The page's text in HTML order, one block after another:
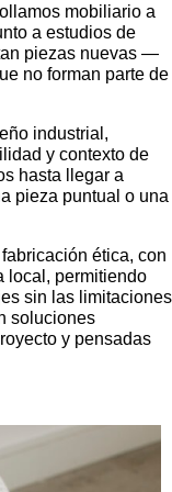
mobiliario a
a estudios de
piezas nuevas —
no forman parte de
industrial,
y contexto de
hasta llegar a
pieza puntual o una
ética, con
local, permitiendo
sin las limitaciones
soluciones
y pensadas